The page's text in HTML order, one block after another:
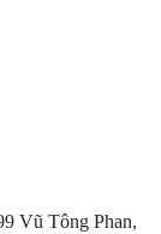
Vũ Tông Phan,